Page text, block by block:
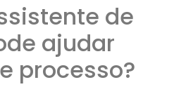
de
ajudar
processo?